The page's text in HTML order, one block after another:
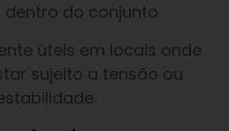
do conjunto.
úteis em locais onde
sujeito a tensão ou